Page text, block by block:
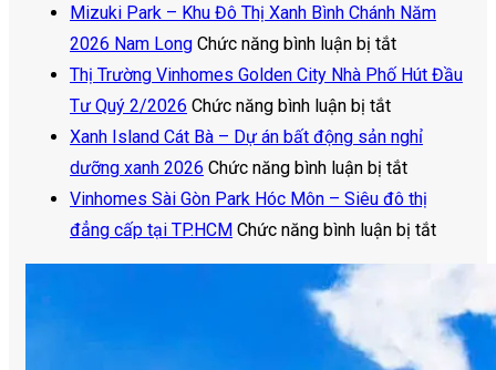
Phân
Tích
Thị
Trường
khu
đô
thị
mới
Điện
Quý
2/2026
Mizuki Park – Khu Đô Thị Xanh Bình Chánh Năm
2026 Nam Long Chức năng bình luận bị tắtở
Mizuki
–
Khu
Đô
Thị
Chánh
Năm
Thị Trường Vinhomes Golden City Nhà Phố Hút Đầu
Tư Quý 2/2026 Chức năng bình luận bị tắtở
Thị
Trường
Vinhomes
Golden
Hút
Xanh Island Cát Bà – Dự án bất động sản nghỉ
dưỡng xanh 2026 Chức năng bình luận bị tắtở
Xanh
Island
Vinhomes Sài Gòn Park Hóc Môn – Siêu đô thị
đẳng cấp tại TP.HCM Chức năng bình luận bị tắtở
Gòn
Park